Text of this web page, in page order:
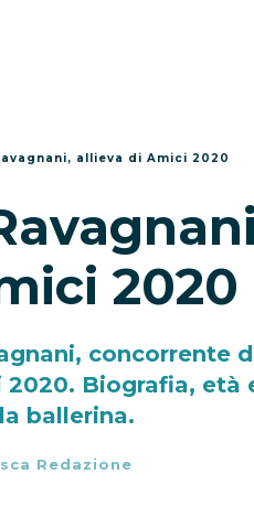
allieva di Amici 2020
2020
concorrente
Biografia, età
ballerina.
Redazione